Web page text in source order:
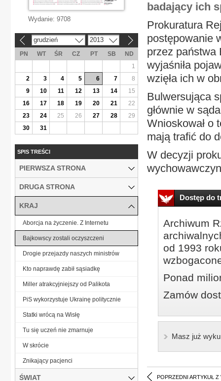
badający ich
Prokuratura
postępowanie
przez państwa
wyjaśniła
wzięła ich w
Bulwersująca
głównie w
Wnioskował o
mają trafić do
W decyzji
Dostęp do
Archiwum
od 1993
Ponad
Zamów
Masz już
POPRZEDNI ARTYKUŁ Z
Wydanie: 9708
grudzień 2013
PN WT ŚR CZ PT SB
ND
1
2
3 4 5 6 7
8
9
10 11 12 13 14
15
16
17 18 19 20 21
22
23
24 25 26 27 28
29
30
31
SPIS TREŚCI
PIERWSZA STRONA
DRUGA STRONA
KRAJ
Aborcja na życzenie. Z Internetu
Bajkowscy zostali oczyszczeni
Drogie przejazdy naszych ministrów
Kto naprawdę zabił sąsiadkę
Miller atrakcyjniejszy od Palikota
PiS wykorzystuje Ukrainę politycznie
Statki wrócą na Wisłę
Tu się uczeń nie zmarnuje
W skrócie
Znikający pacjenci
ŚWIAT